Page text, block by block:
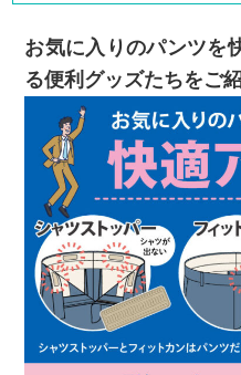
お気に入りのパンツを
る便利グッズたちをご